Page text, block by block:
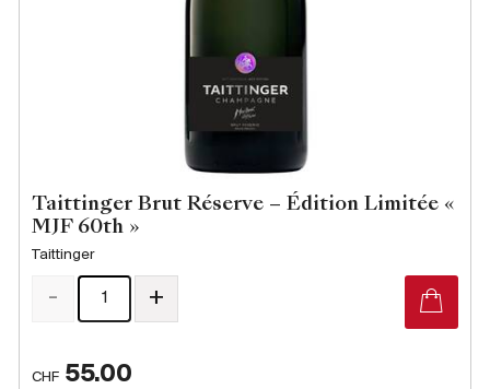
Taittinger Brut Réserve – Édition Limitée «
MJF 60th »
Taittinger
CHF 55.00
- +